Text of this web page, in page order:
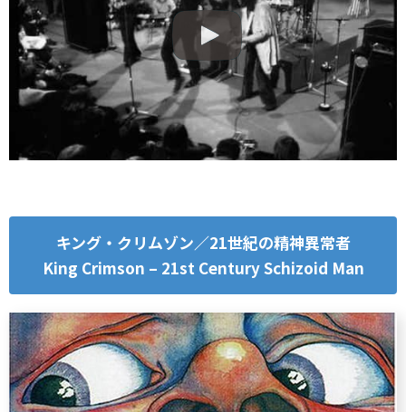
キング・クリムゾン／21世紀の精神異常者
King Crimson – 21st Century Schizoid Man